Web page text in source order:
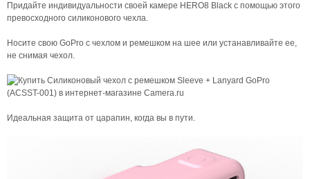
Придайте индивидуальности своей камере HERO8 Black с помощью этого
превосходного силиконового чехла.
Носите свою GoPro с чехлом и ремешком на шее или устанавливайте ее,
не снимая чехол.
Идеальная защита от царапин, когда вы в пути.